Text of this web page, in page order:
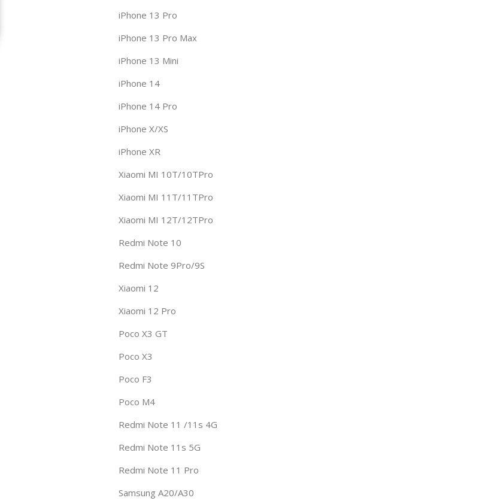
iPhone 13 Pro
iPhone 13 Pro Max
iPhone 13 Mini
iPhone 14
iPhone 14 Pro
iPhone X/XS
iPhone XR
Xiaomi MI 10T/10TPro
Xiaomi MI 11T/11TPro
Xiaomi MI 12T/12TPro
Redmi Note 10
Redmi Note 9Pro/9S
Xiaomi 12
Xiaomi 12 Pro
Poco X3 GT
Poco X3
Poco F3
Poco M4
Redmi Note 11 /11s 4G
Redmi Note 11s 5G
Redmi Note 11 Pro
Samsung A20/A30